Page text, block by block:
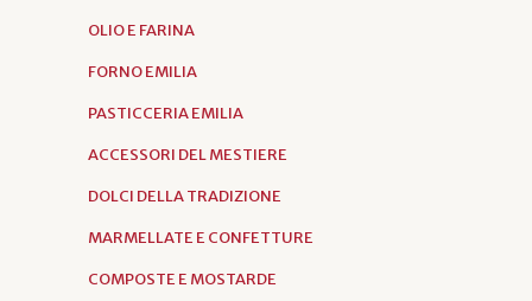
OLIO E FARINA
FORNO EMILIA
PASTICCERIA EMILIA
ACCESSORI DEL MESTIERE
DOLCI DELLA TRADIZIONE
MARMELLATE E CONFETTURE
COMPOSTE E MOSTARDE